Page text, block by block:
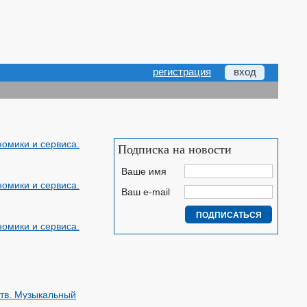
регистрация вход
и сервиса.
и сервиса.
и сервиса.
Музыкальный
Подписка на новости
Ваше имя
Ваш e-mail